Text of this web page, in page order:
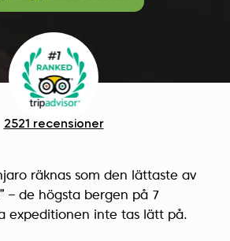
2521 recensioner
räknas som den lättaste av
– de högsta bergen på 7
expeditionen inte tas lätt på.